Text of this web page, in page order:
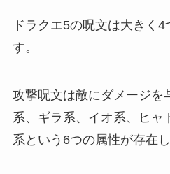
ドラクエ5の呪文は大きく
す。
攻撃呪文は敵にダメージを
系、ギラ系、イオ系、ヒャ
系という6つの属性が存在し